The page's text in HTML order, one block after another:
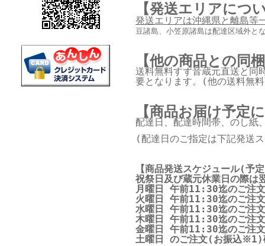
【発送エリアにつ
発送エリアは沖縄県と離島等
豆諸島、小笠原諸島は配達区域外と
【他の商品との同
送料無料すず音蔵元直送と同
要となります。(他の送料無
【商品お届け予定
配達日、配達時間帯、のし紙
(配達日のご指定は下記発送
【商品発送スケジュール(予
祝祭日及び蔵元休業日の際は
月曜日 午前11:30迄のご注
火曜日 午前11:30迄のご注
水曜日 午前11:30迄のご注
木曜日 午前11:30迄のご注
金曜日 午前11:30迄のご注
土曜日 のご注文(お振込※1)